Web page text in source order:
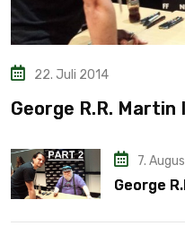
22. Juli 2014
George R.R. Martin
7.
George